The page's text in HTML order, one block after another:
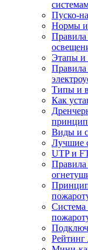
Пуско-
Нормы и
Правила
Этапы и
Правила
Типы и
Как
Виды и
Лучшие
UTP и
Правила
Система
Рейтинг